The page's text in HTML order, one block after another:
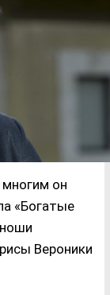
многим он
«Богатые
Вероники